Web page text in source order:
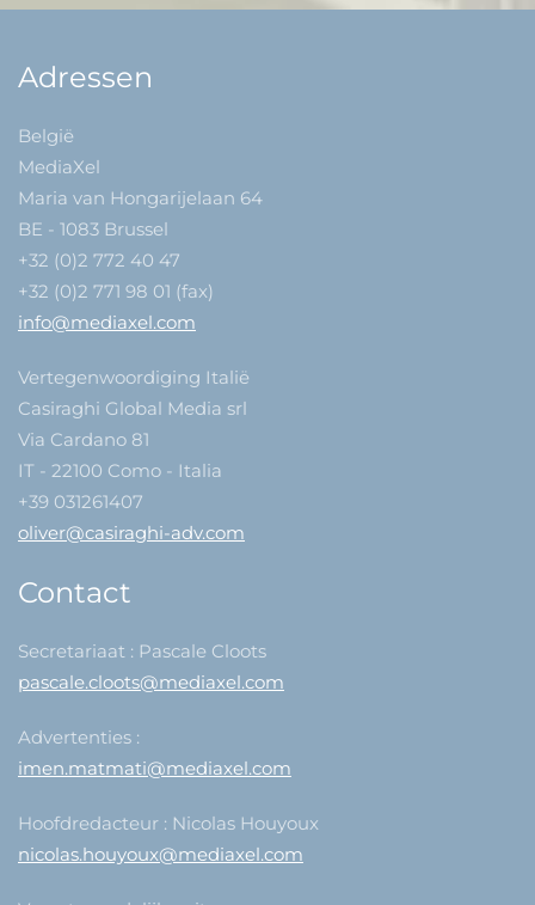
Adressen
België
MediaXel
Maria van Hongarijelaan 64
BE - 1083 Brussel
+32 (0)2 772 40 47
+32 (0)2 771 98 01 (fax)
info@mediaxel.com
Vertegenwoordiging Italië
Casiraghi Global Media srl
Via Cardano 81
IT - 22100 Como - Italia
+39 031261407
oliver@casiraghi-adv.com
Contact
Secretariaat : Pascale Cloots
pascale.cloots@mediaxel.com
Advertenties :
imen.matmati@mediaxel.com
Hoofdredacteur : Nicolas Houyoux
nicolas.houyoux@mediaxel.com